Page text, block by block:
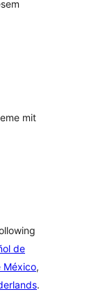
mit
de
México,
.